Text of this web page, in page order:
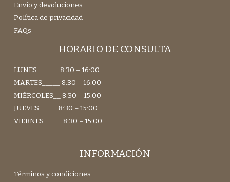
Envío y devoluciones
Política de privacidad
FAQs
HORARIO DE CONSULTA
LUNES______ 8:30 – 16:00
MARTES_____ 8:30 – 16:00
MIÉRCOLES__ 8:30 – 15:00
JUEVES_____ 8:30 – 15:00
VIERNES_____ 8:30 – 15:00
INFORMACIÓN
Términos y condiciones